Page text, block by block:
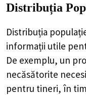
Distribuția
Distribuția
informații utile
De exemplu, un
necăsătorite
pentru tineri, în